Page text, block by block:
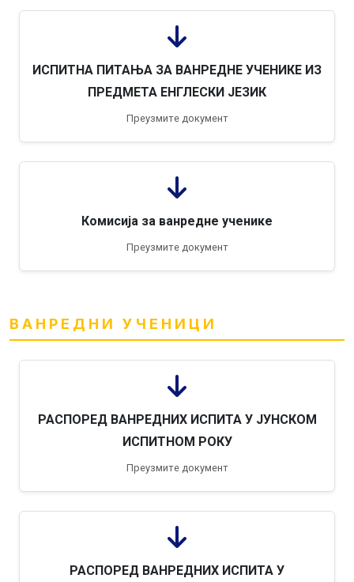
ИСПИТНА ПИТАЊА ЗА ВАНРЕДНЕ УЧЕНИКЕ ИЗ
ПРЕДМЕТА ЕНГЛЕСКИ ЈЕЗИК
Преузмите документ
Комисија за ванредне ученике
Преузмите документ
ВАНРЕДНИ УЧЕНИЦИ
РАСПОРЕД ВАНРЕДНИХ ИСПИТА У ЈУНСКОМ
ИСПИТНОМ РОКУ
Преузмите документ
РАСПОРЕД ВАНРЕДНИХ ИСПИТА У